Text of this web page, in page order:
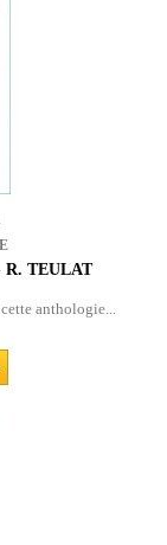
R. TEULAT
anthologie...